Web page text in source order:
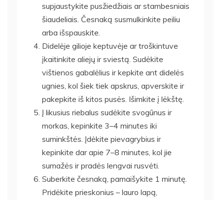
supjaustykite pusžiedžiais ar stambesniais
šiaudeliais. Česnaką susmulkinkite peiliu
arba išspauskite.
Didelėje gilioje keptuvėje ar troškintuve
įkaitinkite aliejų ir sviestą. Sudėkite
vištienos gabalėlius ir kepkite ant didelės
ugnies, kol šiek tiek apskrus, apverskite ir
pakepkite iš kitos pusės. Išimkite į lėkštę.
Į likusius riebalus sudėkite svogūnus ir
morkas, kepinkite 3–4 minutes iki
suminkštės. Įdėkite pievagrybius ir
kepinkite dar apie 7–8 minutes, kol jie
sumažės ir pradės lengvai rusvėti.
Suberkite česnaką, pamaišykite 1 minutę.
Pridėkite prieskonius – lauro lapą,